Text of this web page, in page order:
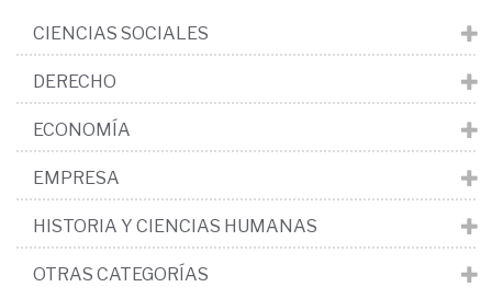
CIENCIAS SOCIALES
DERECHO
ECONOMÍA
EMPRESA
HISTORIA Y CIENCIAS HUMANAS
OTRAS CATEGORÍAS